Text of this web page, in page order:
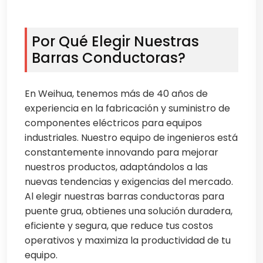
Por Qué Elegir Nuestras
Barras Conductoras?
En Weihua, tenemos más de 40 años de
experiencia en la fabricación y suministro de
componentes eléctricos para equipos
industriales. Nuestro equipo de ingenieros está
constantemente innovando para mejorar
nuestros productos, adaptándolos a las
nuevas tendencias y exigencias del mercado.
Al elegir nuestras barras conductoras para
puente grua, obtienes una solución duradera,
eficiente y segura, que reduce tus costos
operativos y maximiza la productividad de tu
equipo.